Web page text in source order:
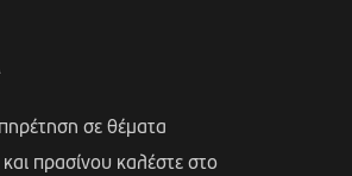
σε θέματα
πρασίνου καλέστε στο